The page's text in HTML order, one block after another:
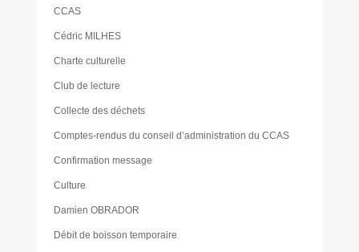
CCAS
Cédric MILHES
Charte culturelle
Club de lecture
Collecte des déchets
Comptes-rendus du conseil d’administration du CCAS
Confirmation message
Culture
Damien OBRADOR
Débit de boisson temporaire